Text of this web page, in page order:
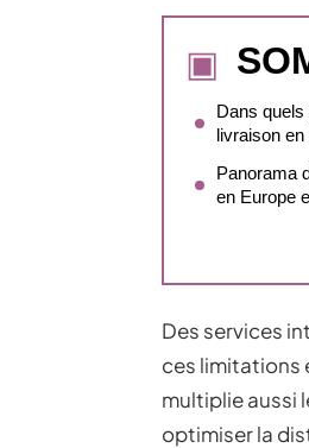
Dans
livraison en
Panorama
en Europe
Des services
ces limitations
multiplie aussi
optimiser la